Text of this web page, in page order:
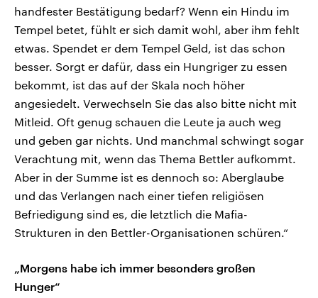
handfester Bestätigung bedarf? Wenn ein Hindu im
Tempel betet, fühlt er sich damit wohl, aber ihm fehlt
etwas. Spendet er dem Tempel Geld, ist das schon
besser. Sorgt er dafür, dass ein Hungriger zu essen
bekommt, ist das auf der Skala noch höher
angesiedelt. Verwechseln Sie das also bitte nicht mit
Mitleid. Oft genug schauen die Leute ja auch weg
und geben gar nichts. Und manchmal schwingt sogar
Verachtung mit, wenn das Thema Bettler aufkommt.
Aber in der Summe ist es dennoch so: Aberglaube
und das Verlangen nach einer tiefen religiösen
Befriedigung sind es, die letztlich die Mafia-
Strukturen in den Bettler-Organisationen schüren.“
„Morgens habe ich immer besonders großen
Hunger“